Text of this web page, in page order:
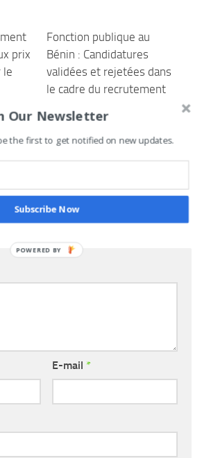
prix
le
Fonction publique au
Bénin : Candidatures
validées et rejetées dans
le cadre du recrutement
profit du Ministère des
Finances
E-mail *
Our Newsletter
the first to get notified on new updates.
Subscribe Now
POWERED